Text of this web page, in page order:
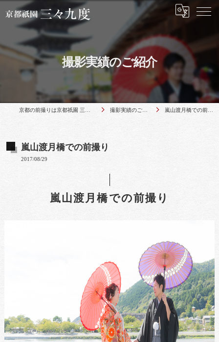
撮影実績のご紹介
撮影実績のご紹介 嵐山渡月橋での前撮り
嵐山渡月橋での前撮り
2017/08/29
嵐山渡月橋での前撮り